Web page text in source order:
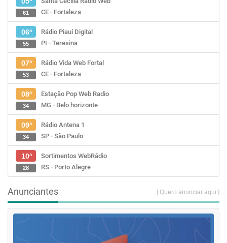
CE - Fortaleza
61
06ª
Rádio Piauí Digital
PI - Teresina
55
07ª
Rádio Vida Web Fortal
CE - Fortaleza
53
08ª
Estação Pop Web Radio
MG - Belo horizonte
34
09ª
Rádio Antena 1
SP - São Paulo
34
10ª
Sortimentos WebRádio
RS - Porto Alegre
28
Anunciantes [ Quero anunciar aqui ]